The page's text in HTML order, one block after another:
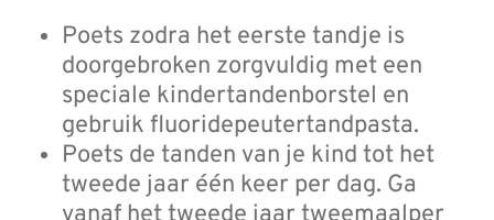
Poets zodra het eerste tandje is
doorgebroken zorgvuldig met een
speciale kindertandenborstel en
gebruik fluoridepeutertandpasta.
Poets de tanden van je kind tot het
tweede jaar één keer per dag. Ga